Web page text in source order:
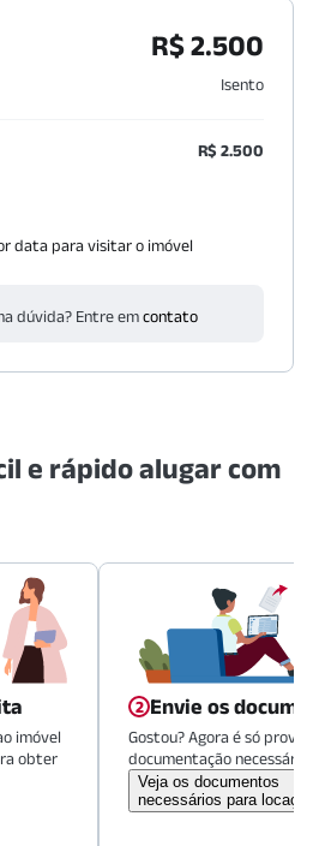
R$ 2.500
Isento
R$ 2.500
data para visitar o imóvel
dúvida? Entre emcontato
e rápido alugar com
imóvel
obter
Envie os
Gostou? Agora é só
documentação necessária.
Veja os documentos
necessários para